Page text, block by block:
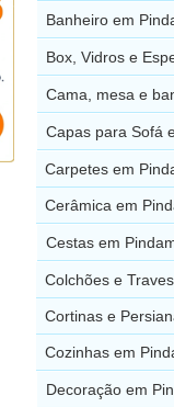
Banheiro em
Box, Vidros e
Cama, mesa e
Capas para Sofá
Carpetes em
Cerâmica em
Cestas em
Colchões e
Cortinas e
Cozinhas em
Decoração em